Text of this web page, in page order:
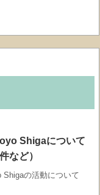
Shigaについて
など）
Shigaの活動について